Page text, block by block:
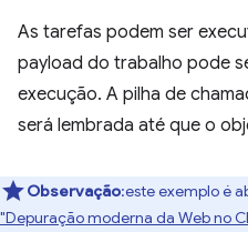
As tarefas podem ser
payload do trabalho pode
execução. A pilha de
será lembrada até que o
Observação:este exemplo é
"Depuração moderna da Web no